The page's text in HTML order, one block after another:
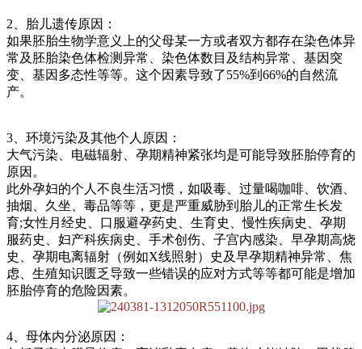
2、胎儿遗传原因：
如果胚胎生物学意义上的父母某一方或者双方都存在染色体异
常及胚胎染色体检测异常、染色体数目及结构异常、基因突
变、基因多态性等等。这个因素导致了55%到66%的自然流
产。
3、环境污染及其他个人原因：
大气污染、电磁辐射、孕期精神紧张均是可能导致胚胎停育的
原因。
此外孕妇的个人不良生活习惯，如吸毒、过量喝咖啡、饮酒、
抽烟、久坐、毒品等等，更是严重威胁到胎儿的正常生长发
育;女性月经史、口服避孕药史、生育史、慢性疾病史、孕期
服药史、妇产科疾病史、手术创伤、子宫内感染、早孕期高烧
史、孕期电离辐射（例如X线照射）史及早孕期精神异常、焦
虑、生殖知识匮乏导致一些错误的应对方式等等都可能是增加
胚胎停育的危险因素。
4、母体内分泌原因：